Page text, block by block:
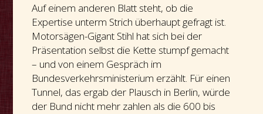
Auf einem anderen Blatt steht, ob die
Expertise unterm Strich überhaupt gefragt ist.
Motorsägen-Gigant Stihl hat sich bei der
Präsentation selbst die Kette stumpf gemacht
– und von einem Gespräch im
Bundesverkehrsministerium erzählt. Für einen
Tunnel, das ergab der Plausch in Berlin, würde
der Bund nicht mehr zahlen als die 600 bis